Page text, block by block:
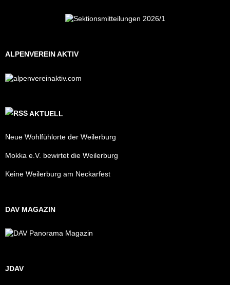
ALPENVEREIN AKTIV
AKTUELL
Neue Wohlfühlorte der Weilerburg
Mokka e.V. bewirtet die Weilerburg
Keine Weilerburg am Neckarfest
DAV MAGAZIN
JDAV